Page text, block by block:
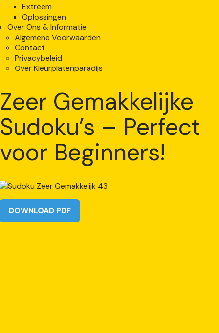
Extreem
Oplossingen
Over Ons & Informatie
Algemene Voorwaarden
Contact
Privacybeleid
Over Kleurplatenparadijs
Zeer Gemakkelijke
Sudoku’s – Perfect
voor Beginners!
DOWNLOAD PDF